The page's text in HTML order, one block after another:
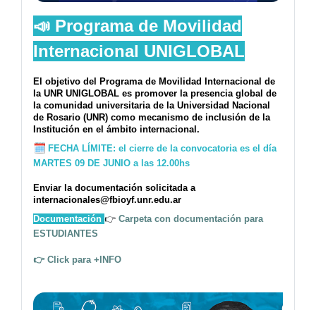
📣 Programa de Movilidad
Internacional UNIGLOBAL
El objetivo del Programa de Movilidad Internacional de
la UNR UNIGLOBAL es promover la presencia global de
la comunidad universitaria de la Universidad Nacional
de Rosario (UNR) como mecanismo de inclusión de la
Institución en el ámbito internacional.
🗓 FECHA LÍMITE: el cierre de la convocatoria es el día
MARTES 09 DE JUNIO a las 12.00hs
Enviar la documentación solicitada a
internacionales@fbioyf.unr.edu.ar
Documentación 👉 Carpeta con documentación para
ESTUDIANTES
👉 Click para +INFO